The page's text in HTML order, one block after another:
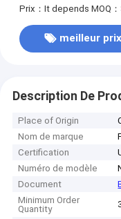
Prix：It depends MOQ
meilleur prix
Description De
Place of Origin
Nom de marque
Certification
Numéro de modèle
Document
Minimum Order
Quantity